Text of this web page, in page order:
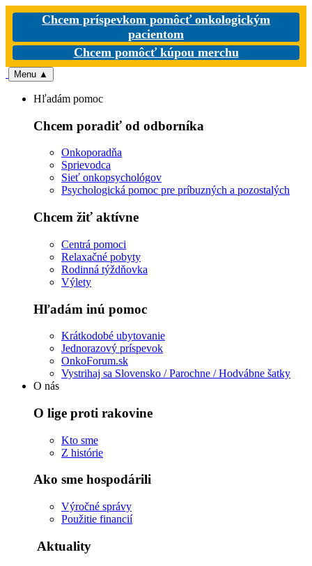
Chcem príspevkom pomôcť onkologickým
pacientom
Chcem pomôcť kúpou merchu
Menu ▲
Hľadám pomoc
Chcem poradiť od odborníka
Onkoporadňa
Sprievodca
Sieť onkopsychológov
Psychologická pomoc pre príbuzných a pozostalých
Chcem žiť aktívne
Centrá pomoci
Relaxačné pobyty
Rodinná týždňovka
Výlety
Hľadám inú pomoc
Krátkodobé ubytovanie
Jednorazový príspevok
OnkoForum.sk
Vystrihaj sa Slovensko / Parochne / Hodvábne šatky
O nás
O lige proti rakovine
Kto sme
Z histórie
Ako sme hospodárili
Výročné správy
Použitie financií
Aktuality